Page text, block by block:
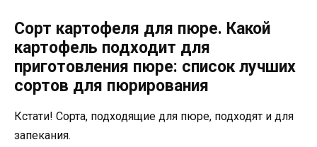
Сорт картофеля для пюре. Какой
картофель подходит для
приготовления пюре: список лучших
сортов для пюрирования
Кстати! Сорта, подходящие для пюре, подходят и для
запекания.